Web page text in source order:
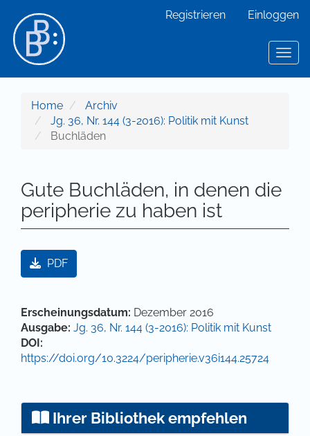
Hauptinhalt
Sidebar
Registrieren Einloggen
Home
Archiv
Jg. 36, Nr. 144 (3-2016): Politik mit Kunst
Buchläden
Gute Buchläden, in denen die
peripherie zu haben ist
Artikel-Sidebar
PDF
Hauptsächlicher Artikelinhalt
Artikel-Details
Erscheinungsdatum: Dezember 2016
Ausgabe: Jg. 36, Nr. 144 (3-2016): Politik mit Kunst
DOI:
https://doi.org/10.3224/peripherie.v36i144.25724
Ihrer Bibliothek empfehlen